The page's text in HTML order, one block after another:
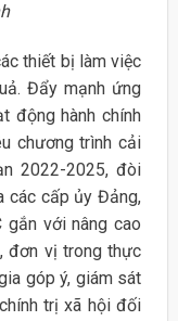
thiết bị làm việc
Đẩy mạnh ứng
động hành chính
chương trình cải
2022-2025, đòi
các cấp ủy Đảng,
gắn với nâng cao
đơn vị trong thực
góp ý, giám sát
trị xã hội đối